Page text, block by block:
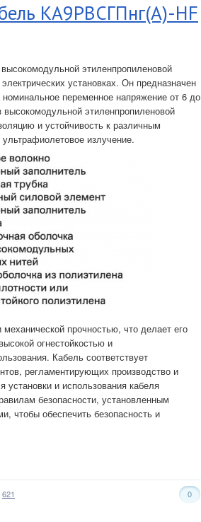
КА9РВСГПнг(А)-HF
этиленпропиленовой
установках. Он предназначен
переменное напряжение от 6 до
этиленпропиленовой
и устойчивость к различным
излучение.
прочностью, что делает его
огнестойкостью и
Кабель соответствует
регламентирующих производство и
и использования кабеля
безопасности, установленным
чтобы обеспечить безопасность и
0
621